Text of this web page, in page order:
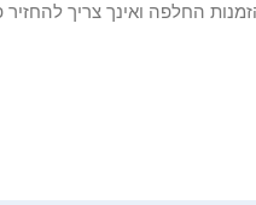
נפתור מראש להזמנות החלפה